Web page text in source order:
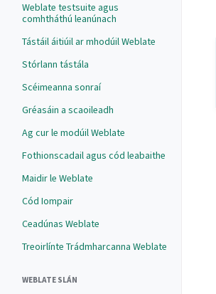
Weblate testsuite agus
comhtháthú leanúnach
Tástáil áitiúil ar mhodúil Weblate
Stórlann tástála
Scéimeanna sonraí
Gréasáin a scaoileadh
Ag cur le modúil Weblate
Fothionscadail agus cód leabaithe
Maidir le Weblate
Cód Iompair
Ceadúnas Weblate
Treoirlínte Trádmharcanna Weblate
WEBLATE SLÁN